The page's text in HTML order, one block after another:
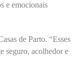
e emocionais
de Parto. “Esses
seguro, acolhedor e